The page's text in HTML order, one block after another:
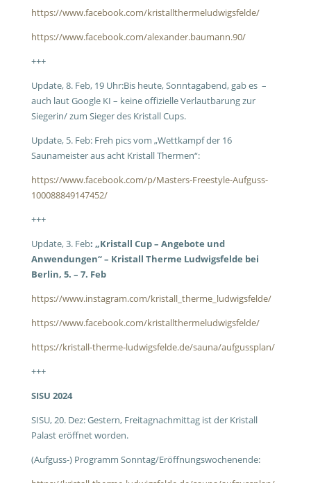
https://www.facebook.com/kristallthermeludwigsfelde/
https://www.facebook.com/alexander.baumann.90/
+++
Update, 8. Feb, 19 Uhr:Bis heute, Sonntagabend, gab es –
auch laut Google KI – keine offizielle Verlautbarung zur
Siegerin/ zum Sieger des Kristall Cups.
Update, 5. Feb: Freh pics vom „Wettkampf der 16
Saunameister aus acht Kristall Thermen“:
https://www.facebook.com/p/Masters-Freestyle-Aufguss-
100088849147452/
+++
Update, 3. Feb: „Kristall Cup – Angebote und
Anwendungen“ – Kristall Therme Ludwigsfelde bei
Berlin, 5. – 7. Feb
https://www.instagram.com/kristall_therme_ludwigsfelde/
https://www.facebook.com/kristallthermeludwigsfelde/
https://kristall-therme-ludwigsfelde.de/sauna/aufgussplan/
+++
SISU 2024
SISU, 20. Dez: Gestern, Freitagnachmittag ist der Kristall
Palast eröffnet worden.
(Aufguss-) Programm Sonntag/Eröffnungswochenende: